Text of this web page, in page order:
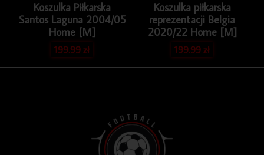
Koszulka Piłkarska
Santos Laguna 2004/05
Home [M]
199.99zł
Koszulka piłkarska
reprezentacji Belgia
2020/22 Home [M]
199.99zł